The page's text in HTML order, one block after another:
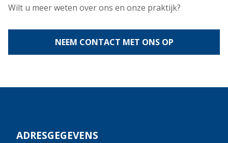
Wilt u meer weten over ons en onze praktijk?
NEEM CONTACT MET ONS OP
ADRESGEGEVENS